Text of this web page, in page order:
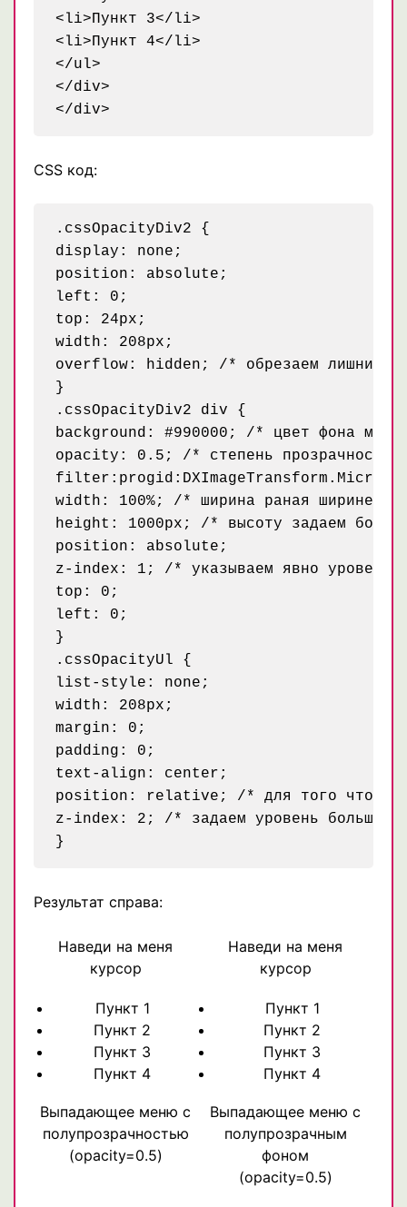
<li>Пункт 3</li>
<li>Пункт 4</li>
</ul>
</div>
CSS код:
.cssOpacityDiv2 {
display: none;
position: absolute;
left: 0;
top: 24px;
width: 208px;
overflow: hidden; /* обрезаем лишний
}
.cssOpacityDiv2 div {
background: #990000; /* цвет фона
opacity: 0.5; /* степень прозрачности
width: 100%; /* ширина раная ширине
height: 1000px; /* высоту задаем
position: absolute;
z-index: 1; /* указываем явно уровень
top: 0;
left: 0;
}
.cssOpacityUl {
list-style: none;
width: 208px;
margin: 0;
padding: 0;
text-align: center;
position: relative; /* для того чтобы
z-index: 2; /* задаем уровень больше,
Результат справа:
Наведи на меня
курсор
Пункт 1
Пункт 2
Пункт 3
Пункт 4
Наведи на меня
курсор
Пункт 1
Пункт 2
Пункт 3
Пункт 4
Выпадающее меню с
полупрозрачностью
(opacity=0.5)
Выпадающее меню с
полупрозрачным
фоном
(opacity=0.5)